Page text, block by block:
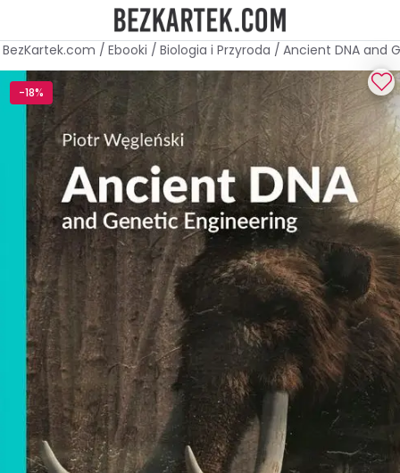
BezKartek.com / Ebooki / Biologia i Przyroda / Ancient DNA and
-18%